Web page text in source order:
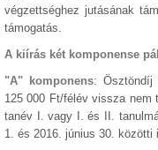
végzettséghez jutásának
támogatás.
A kiírás két komponense
"A" komponens: Ösztöndíj
125 000 Ft/félév vissza nem
tanév I. vagy I. és II.
1. és 2016. június 30. közötti